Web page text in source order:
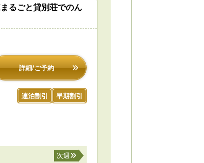
るごと貸別荘でのん
詳細/ご予約
連泊割引 早期割引
次週